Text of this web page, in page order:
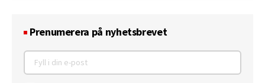
Prenumerera på nyhetsbrevet